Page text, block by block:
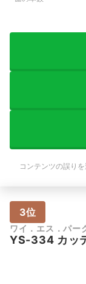
コンテンツの誤り
3位
ワイ．エス．パー
YS-334 カッ